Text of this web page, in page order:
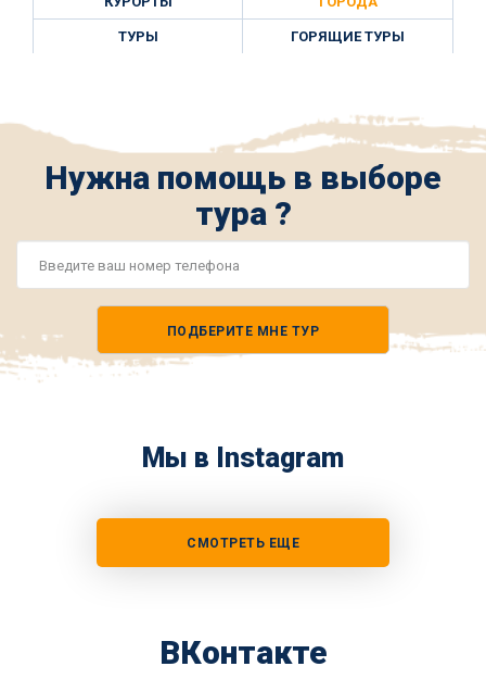
ТУРЫ ГОРЯЩИЕ ТУРЫ
Нужна помощь в выборе
тура ?
ПОДБЕРИТЕ МНЕ ТУР
Мы в Instagram
СМОТРЕТЬ ЕЩЕ
ВКонтакте